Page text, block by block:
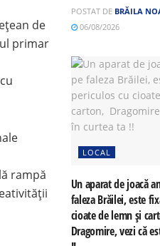
de
primar
rampă
POSTAT DE BRĂILA
06/08/2026
LOCAL
Un aparat de joacă
faleza Brăilei, este
cioate de lemn și
Dragomire, vezi că